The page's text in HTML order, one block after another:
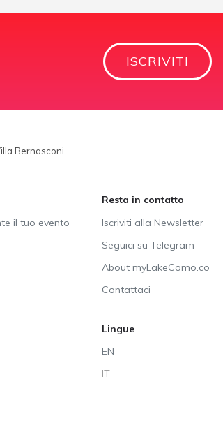
ISCRIVITI
Bernasconi
il tuo evento
Resta in contatto
Iscriviti alla Newsletter
Seguici su Telegram
About myLakeComo.co
Contattaci
Lingue
EN
IT